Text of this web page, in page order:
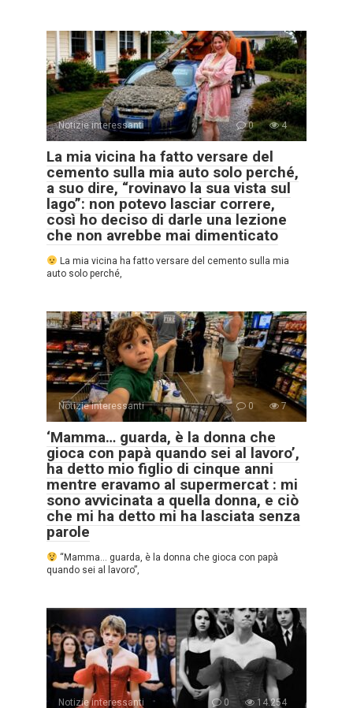
Notizie interessanti 0 4
La mia vicina ha fatto versare del
cemento sulla mia auto solo perché,
a suo dire, “rovinavo la sua vista sul
lago”: non potevo lasciar correre,
così ho deciso di darle una lezione
che non avrebbe mai dimenticato
La mia vicina ha fatto versare del cemento sulla mia
auto solo perché,
Notizie interessanti 0 7
‘Mamma… guarda, è la donna che
gioca con papà quando sei al lavoro’,
ha detto mio figlio di cinque anni
mentre eravamo al supermercat : mi
sono avvicinata a quella donna, e ciò
che mi ha detto mi ha lasciata senza
parole
“Mamma… guarda, è la donna che gioca con papà
quando sei al lavoro”,
Notizie interessanti 0 14.254